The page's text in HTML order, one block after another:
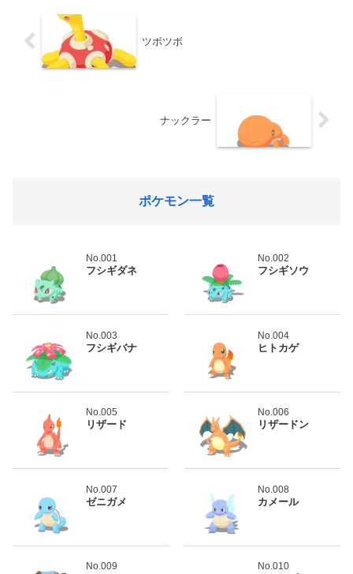
ツボツボ
ナックラー
ポケモン一覧
No.001
フシギダネ
No.002
フシギソウ
No.003
フシギバナ
No.004
ヒトカゲ
No.005
リザード
No.006
リザードン
No.007
ゼニガメ
No.008
カメール
No.009 No.010